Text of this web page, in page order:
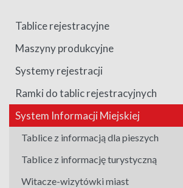
Tablice rejestracyjne
Maszyny produkcyjne
Systemy rejestracji
Ramki do tablic rejestracyjnych
System Informacji Miejskiej
Tablice z informacją dla pieszych
Tablice z informację turystyczną
Witacze-wizytówki miast